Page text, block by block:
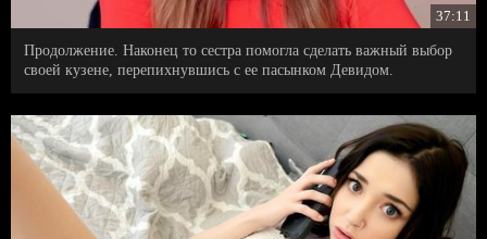
37:11
Продолжение. Наконец то сестра помогла сделать важный выбор
своей кузене, перепихнувшись с ее пасынком Девидом.